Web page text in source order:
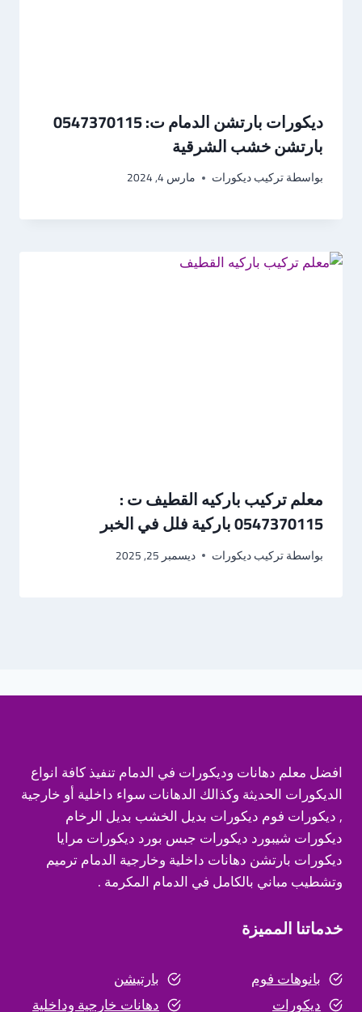
ديكورات بارتشن الدمام ت: 0547370115
بارتشن خشب الشرقية
بواسطةتركيب ديكورات مارس 4, 2024
معلم تركيب باركيه القطيف ت :
0547370115 باركية فلل في الخبر
بواسطةتركيب ديكورات ديسمبر 25, 2025
افضل معلم دهانات وديكورات في الدمام تنفيذ كافة انواع
الديكورات الحديثة وكذالك الدهانات سواء داخلية أو خارجية
, ديكورات فوم ديكورات بديل الخشب بديل الرخام
ديكورات شيبورد ديكورات جبس بورد ديكورات مرايا
ديكورات بارتشن دهانات داخلية وخارجية الدمام ترميم
وتشطيب مباني بالكامل في الدمام المكرمة .
خدماتنا المميزة
بانوهات فوم
بارتيشن
ديكورات
دهانات خارجية وداخلية